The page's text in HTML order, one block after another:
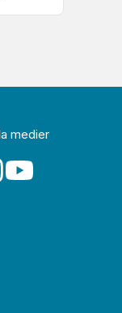
medier